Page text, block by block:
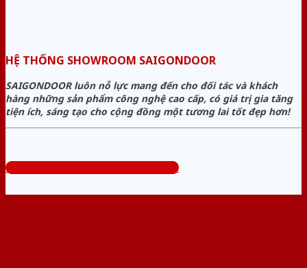
HỆ THỐNG SHOWROOM SAIGONDOOR
SAIGONDOOR luôn nỗ lực mang đến cho đối tác và khách
hàng những sản phẩm công nghệ cao cấp, có giá trị gia tăng
tiện ích, sáng tạo cho cộng đồng một tương lai tốt đẹp hơn!
Tổng đài tư vấn miễn phí: 0824.400.400